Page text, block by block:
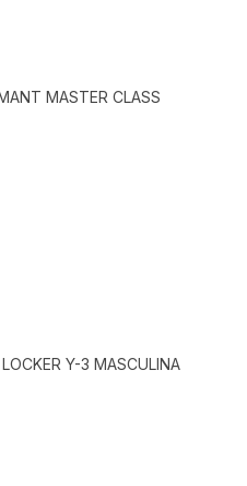
MASTER CLASS
Y-3 MASCULINA